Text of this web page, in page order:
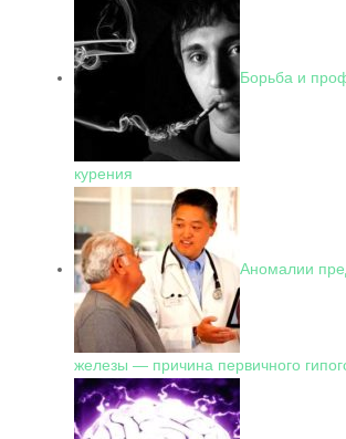
Борьба и
курения
Аномалии
железы — причина первичного